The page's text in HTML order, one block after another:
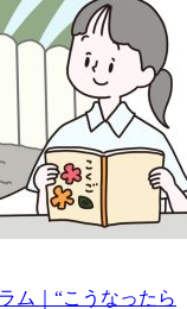
ム｜“こうなったら